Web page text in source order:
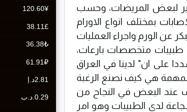
لبعض المريضات، وحسب
تشكل نسبة (33) بالمئة اي ثلث الاصابات بمختلف انواع الاورام
عن الورم واجراء العمليات
طبيبات متخصصات بارعات،
على ان" لدينا في العراق
هي كيف نصنع الرغبة
عند البعض في النجاح من
لدى الطبيبات وهو امر